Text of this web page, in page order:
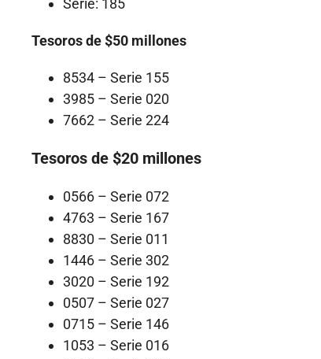
Serie: 185
Tesoros de $50 millones
8534 – Serie 155
3985 – Serie 020
7662 – Serie 224
Tesoros de $20 millones
0566 – Serie 072
4763 – Serie 167
8830 – Serie 011
1446 – Serie 302
3020 – Serie 192
0507 – Serie 027
0715 – Serie 146
1053 – Serie 016